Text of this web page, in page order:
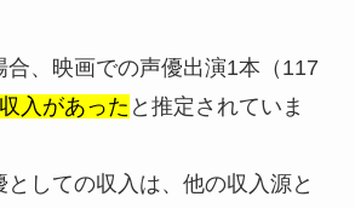
合、映画での声優出演1本（117
入があった と推定されていま
としての収入は、他の収入源と